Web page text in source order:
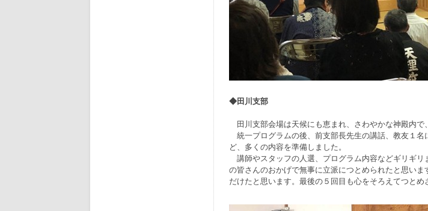
◆田川支部
田川支部会場は天候にも恵まれ、さわやかな神殿内で
統一プログラムの後、前支部長先生の講話、教友１
ど、多くの内容を準備しました。
講師やスタッフの人選、プログラム内容などギリギ
の皆さんのおかげで無事に立派につとめられたと思い
だけたと思います。最後の５回目も心をそろえてつと